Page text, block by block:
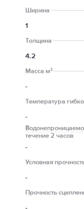
1
4.2
-
-
-
-
Ширина
Толщина
Масса м²
Температура
течение 2 часов
Условная
Прочность